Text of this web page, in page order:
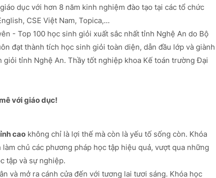
dục với hơn 8 năm kinh nghiệm đào tạo tại các tổ chức
CSE Việt Nam, Topica,...
- Top 100 học sinh giỏi xuất sắc nhất tỉnh Nghệ An do Bộ
đạt thành tích học sinh giỏi toàn diện, dẫn đầu lớp và giành
tỉnh Nghệ An. Thầy tốt nghiệp khoa Kế toán trường Đại
với giáo dục!
cao không chỉ là lợi thế mà còn là yếu tố sống còn. Khóa
làm chủ các phương pháp học tập hiệu quả, vượt qua những
tập và sự nghiệp.
và mở ra cánh cửa đến với tương lai tươi sáng. Khóa học